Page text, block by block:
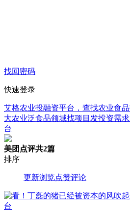
找回密码
快速登录
艾格农业投融资平台，查找农业食
大农业泛食品领域找项目发投资需
台
美团点评共2篇
排序
更新浏览点赞评论